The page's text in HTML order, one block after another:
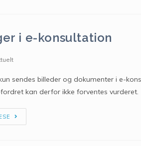
i e-konsultation
sendes billeder og dokumenter i e-
kan derfor ikke forventes vurderet.